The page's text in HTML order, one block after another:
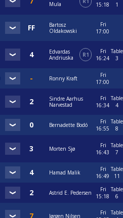
Mula
15:18
1
Bartosz
Oldakowski
Fri
17:00
Edvardas
Andriuska
R1
Fri
16:24
Table
3
Ronny Kraft
Fri
17:00
Sindre Aarhus
Narvestad
Fri
16:34
Table
4
Bernadette Bodó
Fri
16:55
Table
8
Morten Sjø
Fri
16:43
Table
7
Hamad Malik
Fri
16:49
Table
11
Astrid E. Pedersen
Fri
15:18
Table
6
Jørgen Nilsen
Fri
Table